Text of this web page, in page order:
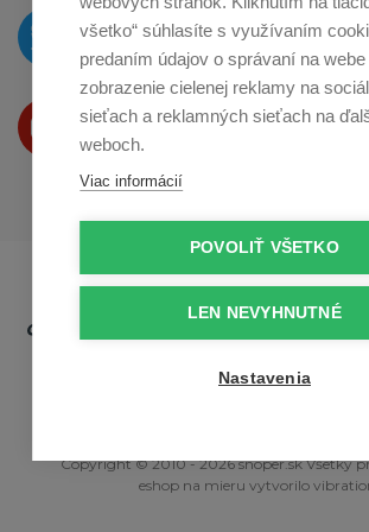
O novinkách píšeme
na Twitteri
Produkty Vám predstavujeme
naYoutube
Copyright © 2010 - 2026 snoper.sk Všetky
eshop na mieru vytvorilo
všetko“ súhlasíte s využívaním
predaním údajov o správaní na webe
zobrazenie cielenej reklamy na
sieťach a reklamných sieťach na
weboch.
Viac informácií
POVOLIŤ VŠETKO
LEN NEVYHNUTNÉ
Nastavenia